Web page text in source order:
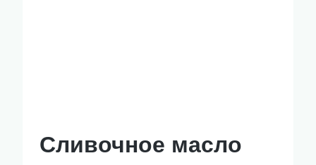
Сливочное масло